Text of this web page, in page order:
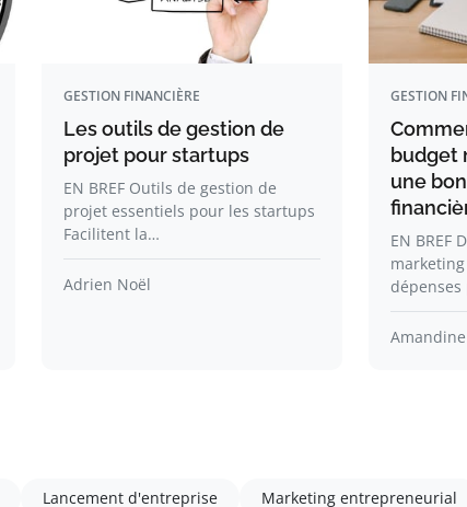
GESTION FINANCIÈRE
Les outils de gestion de
projet pour startups
EN BREF Outils de gestion de
projet essentiels pour les startups
Facilitent la…
Adrien Noël
GESTION
budget
une
EN BREF
Lancement d'entreprise Marketing entrepreneurial